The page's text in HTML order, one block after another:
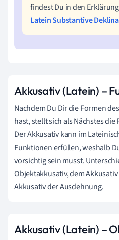
findest Du in den
Latein Substantive
Akkusativ (Latein) –
Nachdem Du Dir die Formen
hast, stellt sich als Nächstes
Der Akkusativ kann im
Funktionen erfüllen, weshalb
vorsichtig sein musst.
Objektakkusativ, dem
Akkusativ der Ausdehnung.
Akkusativ (Latein) –